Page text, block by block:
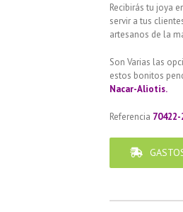
Recibirás tu joya
servir a tus
artesanos de la
Son Varias las
estos bonitos
Nacar-Aliotis.
Referencia 70422-